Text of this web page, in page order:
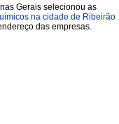
Gerais selecionou as
na cidade de Ribeirão
das empresas.